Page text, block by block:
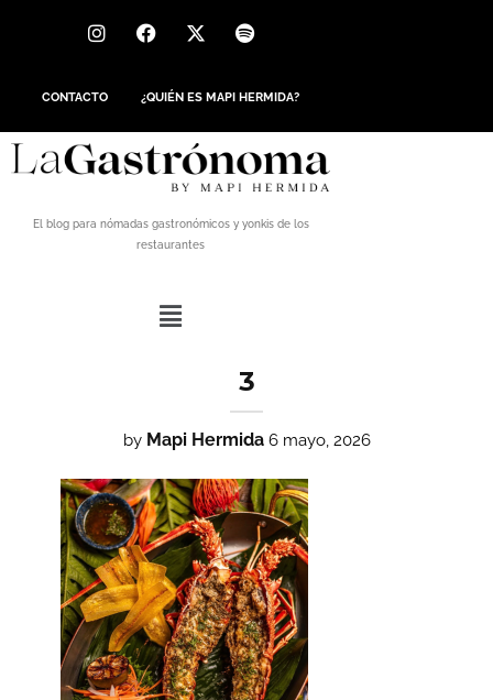
CONTACTO ¿QUIÉN ES MAPI HERMIDA?
El blog para nómadas gastronómicos y yonkis de los
restaurantes
3
by Mapi Hermida 6 mayo, 2026